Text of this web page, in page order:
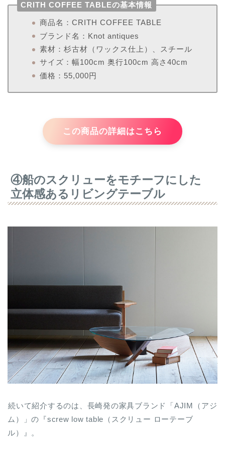
CRITH COFFEE TABLEの基本情報
商品名：CRITH COFFEE TABLE
ブランド名：Knot antiques
素材：杉古材（ワックス仕上）、スチール
サイズ：幅100cm 奥行100cm 高さ40cm
価格：55,000円
この商品の詳細はこちら
④船のスクリューをモチーフにした
立体感あるリビングテーブル
続いて紹介するのは、長崎発の家具ブランド「AJIM（アジ
ム）」の『screw low table（スクリュー ローテーブ
ル）』。